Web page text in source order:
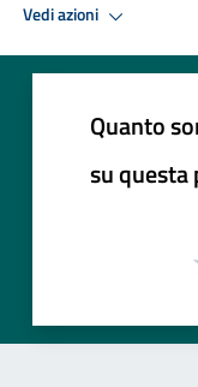
Vedi azioni
Quanto
su questa